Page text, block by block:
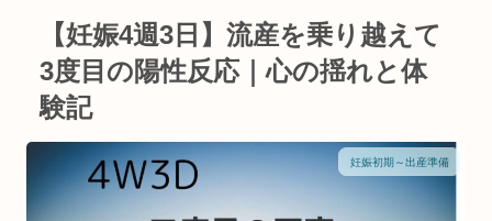
【妊娠4週3日】流産を乗り越えて
3度目の陽性反応｜心の揺れと体
験記
妊娠初期～出産準備